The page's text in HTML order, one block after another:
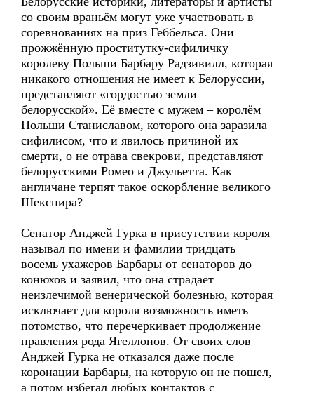
со своим враньём могут уже участвовать в
соревнованиях на приз Геббельса. Они
прожжённую проститутку-сифиличку
королеву Польши Барбару Радзивилл, которая
никакого отношения не имеет к Белоруссии,
представляют «гордостью земли
белорусской». Её вместе с мужем – королём
Польши Станиславом, которого она заразила
сифилисом, что и явилось причиной их
смерти, о не отрава свекрови, представляют
белорусскими Ромео и Джульетта. Как
англичане терпят такое оскорбление великого
Шекспира?
Сенатор Анджей Гурка в присутствии короля
называл по имени и фамилии тридцать
восемь ухажеров Барбары от сенаторов до
конюхов и заявил, что она страдает
неизлечимой венерической болезнью, которая
исключает для короля возможность иметь
потомство, что перечеркивает продолжение
правления рода Ягеллонов. От своих слов
Анджей Гурка не отказался даже после
коронации Барбары, на которую он не пошел,
а потом избегал любых контактов с